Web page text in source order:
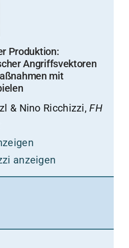
Produktion:
Angriffsvektoren
mit
& Nino Ricchizzi,FH
anzeigen